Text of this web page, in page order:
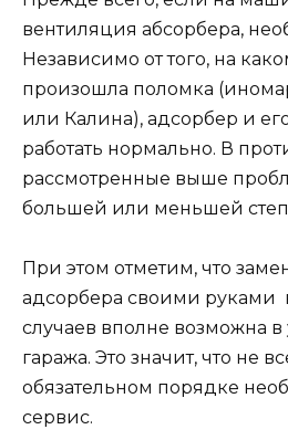
вентиляция абсорбера,
Независимо от того, на
произошла поломка
или Калина), адсорбер и
работать нормально. В
рассмотренные выше
большей или меньшей
При этом отметим, что
адсорбера своими руками
случаев вполне возможна
гаража. Это значит, что не
обязательном порядке
сервис.